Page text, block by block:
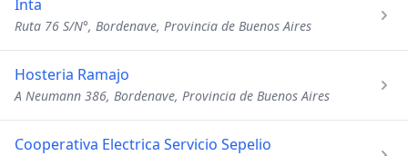
Inta
Ruta 76 S/N°, Bordenave, Provincia de Buenos Aires
Hosteria Ramajo
A Neumann 386, Bordenave, Provincia de Buenos Aires
Cooperativa Electrica Servicio Sepelio